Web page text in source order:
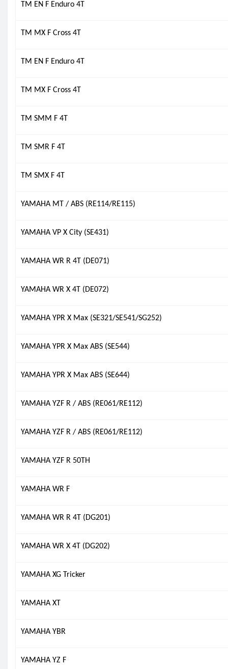
TM EN F Enduro 4T
TM MX F Cross 4T
TM EN F Enduro 4T
TM MX F Cross 4T
TM SMM F 4T
TM SMR F 4T
TM SMX F 4T
YAMAHA MT / ABS (RE114/RE115)
YAMAHA VP X City (SE431)
YAMAHA WR R 4T (DE071)
YAMAHA WR X 4T (DE072)
YAMAHA YPR X Max (SE321/SE541/SG252)
YAMAHA YPR X Max ABS (SE544)
YAMAHA YPR X Max ABS (SE644)
YAMAHA YZF R / ABS (RE061/RE112)
YAMAHA YZF R / ABS (RE061/RE112)
YAMAHA YZF R 50TH
YAMAHA WR F
YAMAHA WR R 4T (DG201)
YAMAHA WR X 4T (DG202)
YAMAHA XG Tricker
YAMAHA XT
YAMAHA YBR
YAMAHA YZ F